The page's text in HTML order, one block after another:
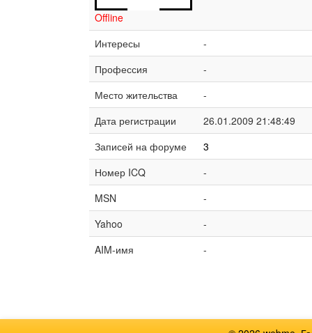
Offline
Интересы
-
Профессия
-
Место жительства
-
Дата регистрации
26.01.2009 21:48:49
Записей на форуме
3
Номер ICQ
-
MSN
-
Yahoo
-
AIM-имя
-